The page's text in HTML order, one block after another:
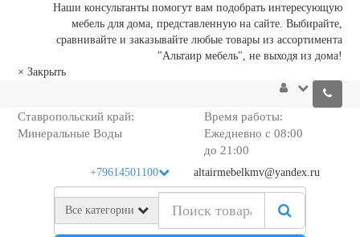
Наши консультанты помогут вам подобрать интересующую
мебель для дома, представленную на сайте. Выбирайте,
сравнивайте и заказывайте любые товары из ассортимента
"Альтаир мебель", не выходя из дома!
× Закрыть
Ставропольский край:
Минеральные Воды
Время работы:
Ежедневно с 08:00
до 21:00
+79614501100 altairmebelkmv@yandex.ru
Все категории